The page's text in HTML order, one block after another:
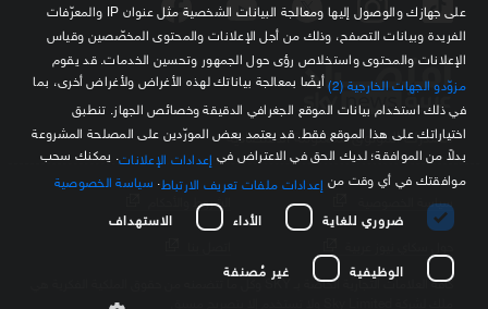
مصدرك الموثوق للمعلومة الاقتصادية
سياسة الخصوصية الشروط والأحكام
كافة العلامات التجارية الخاصة بـ SKY وكل ما تتضمنه من حقوق الملكية الفكرية هي
على جهازك والوصول إليها ومعالجة البيانات الشخصية مثل عنوان IP والمعرّفات
الفريدة وبيانات التصفح، وذلك من أجل الإعلانات والمحتوى المخصّصين وقياس
الإعلانات والمحتوى واستخلاص رؤى حول الجمهور وتحسين الخدمات. قد يقوم
مزوّدو الجهات الخارجية (2)
أيضًا بمعالجة بياناتك لهذه الأغراض ولأغراض أخرى، بما
في ذلك استخدام بيانات الموقع الجغرافي الدقيقة وخصائص الجهاز. تنطبق
اختياراتك على هذا الموقع فقط. قد يعتمد بعض المورّدين على المصلحة المشروعة
بدلاً من الموافقة؛ لديك الحق في الاعتراض في إعدادات الإعلانات . يمكنك سحب
موافقتك في أي وقت من إعدادات ملفات تعريف الارتباط سياسة الخصوصية
ضروري للغاية
الأداء الاستهداف
الوظيفية غير مُصنفة